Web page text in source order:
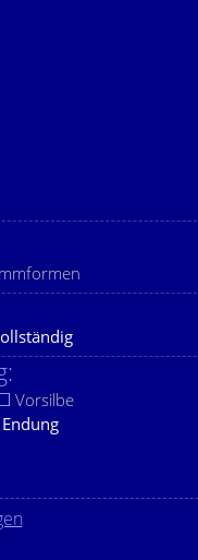
Vorsilbe
Endung